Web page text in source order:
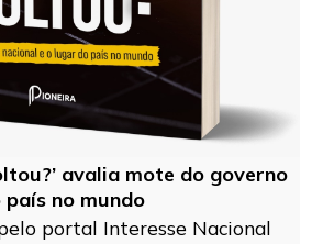
avalia mote do governo
no mundo
portal Interesse Nacional